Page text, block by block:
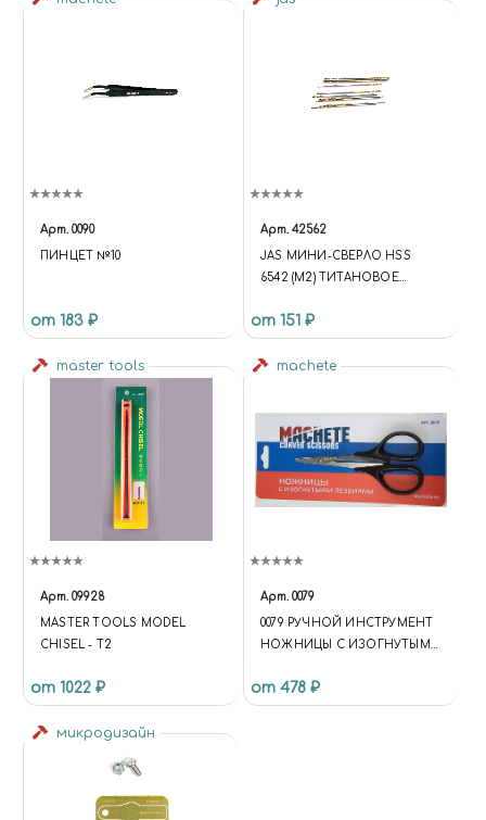
Арт. 0090
ПИНЦЕТ №10
от 183 ₽
Арт. 42562
JAS МИНИ-СВЕРЛО HSS
6542 (M2) ТИТАНОВОЕ
от 151 ₽
master tools
Арт. 09928
MASTER TOOLS MODEL
CHISEL - T2
от 1022 ₽
machete
Арт. 0079
0079 РУЧНОЙ ИНСТРУМЕНТ
НОЖНИЦЫ С ИЗОГНУТЫМИ
от 478 ₽
микродизайн